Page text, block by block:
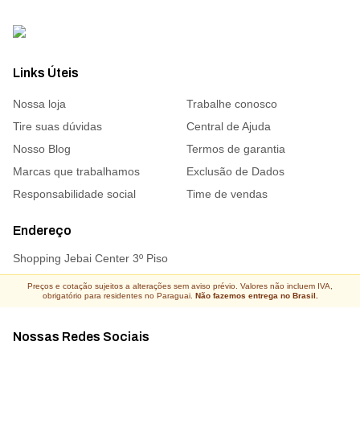
Links Úteis
Nossa loja
Trabalhe conosco
Tire suas dúvidas
Central de Ajuda
Nosso Blog
Termos de garantia
Marcas que trabalhamos
Exclusão de Dados
Responsabilidade social
Time de vendas
Endereço
Shopping Jebai Center 3º Piso
Nossas Redes Sociais
Preços e cotação sujeitos a alterações sem aviso prévio. Valores não incluem IVA,
obrigatório para residentes no Paraguai. Não fazemos entrega no Brasil.